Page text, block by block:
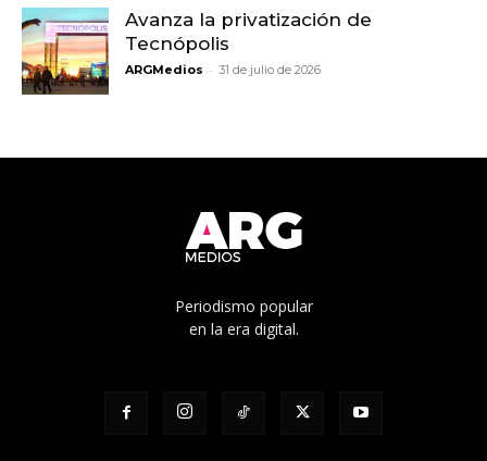
Avanza la privatización de
Tecnópolis
ARGMedios - 31 de julio de 2026
Periodismo popular
en la era digital.